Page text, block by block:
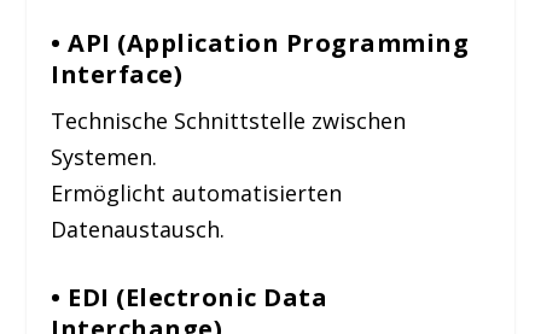
• API (Application Programming
Interface)
Technische Schnittstelle zwischen
Systemen.
Ermöglicht automatisierten
Datenaustausch.
• EDI (Electronic Data